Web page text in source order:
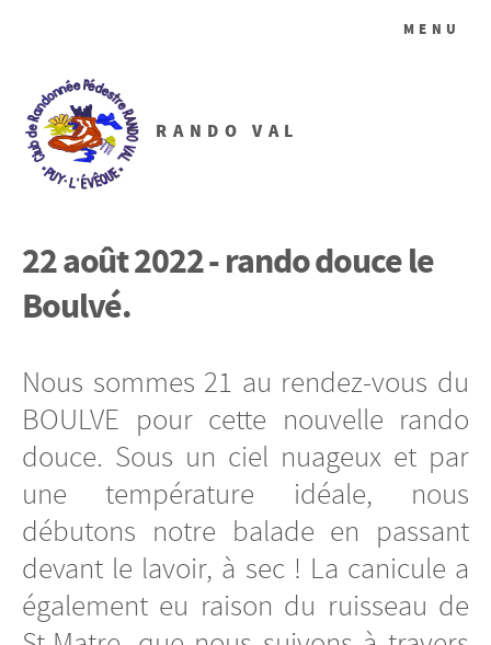
RANDO VAL
MENU
22 août 2022 - rando douce le
Boulvé.
Nous sommes 21 au rendez-vous du
BOULVE pour cette nouvelle rando
douce. Sous un ciel nuageux et par
une température idéale, nous
débutons notre balade en passant
devant le lavoir, à sec ! La canicule a
également eu raison du ruisseau de